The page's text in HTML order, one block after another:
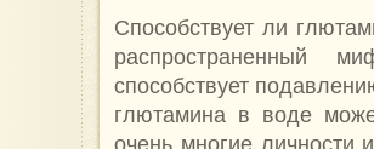
Способствует ли
распространенный
способствует
глютамина в воде
очень многие